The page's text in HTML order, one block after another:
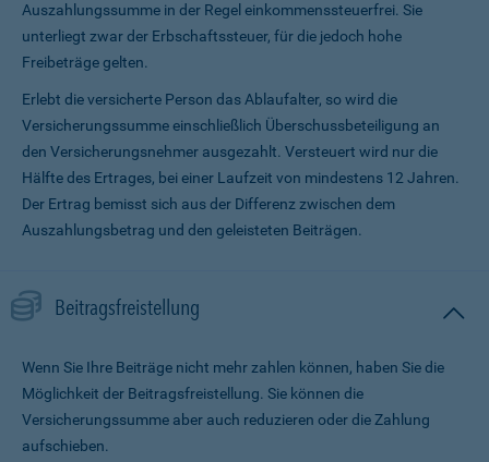
Auszahlungssumme in der Regel einkommenssteuerfrei. Sie
unterliegt zwar der Erbschaftssteuer, für die jedoch hohe
Freibeträge gelten.
Erlebt die versicherte Person das Ablaufalter, so wird die
Versicherungssumme ein­schließlich Überschussbeteiligung an
den Versicherungsnehmer ausgezahlt. Versteuert wird nur die
Hälfte des Ertrages, bei einer Laufzeit von mindestens 12 Jahren.
Der Ertrag bemisst sich aus der Differenz zwischen dem
Auszahlungsbetrag und den geleisteten Beiträgen.
Beitragsfreistellung
Wenn Sie Ihre Beiträge nicht mehr zahlen können, haben Sie die
Möglichkeit der Beitragsfreistellung. Sie können die
Versicherungssumme aber auch reduzieren oder die Zahlung
aufschieben.